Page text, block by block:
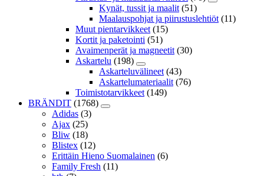
Kynät, tussit ja maalit (51)
Maalauspohjat ja piirustuslehtiöt (11)
Muut pientarvikkeet (15)
Kortit ja paketointi (51)
Avaimenperät ja magneetit (30)
Askartelu (198)
Askarteluvälineet (43)
Askartelumateriaalit (76)
Toimistotarvikkeet (149)
BRÄNDIT (1768)
Adidas (3)
Ajax (25)
Bliw (18)
Blistex (12)
Erittäin Hieno Suomalainen (6)
Family Fresh (11)